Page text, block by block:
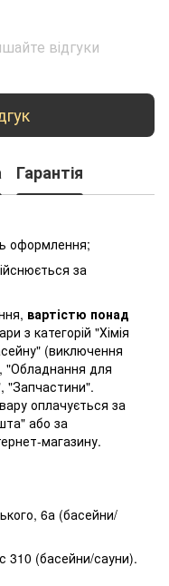
відгуки
Гарантія
оформлення;
за
вартістю понад
з категорій "Хімія
(виключення
"Обладнання для
"Запчастини".
оплачується за
або за
магазину.
6а (басейни/
310 (басейни/сауни).